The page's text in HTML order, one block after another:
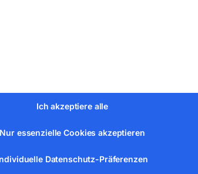
Ich akzeptiere alle
Nur essenzielle Cookies akzeptieren
Datenschutz-Präferenzen